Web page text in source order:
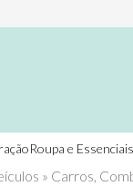
Roupa e Essenciais
» Carros,